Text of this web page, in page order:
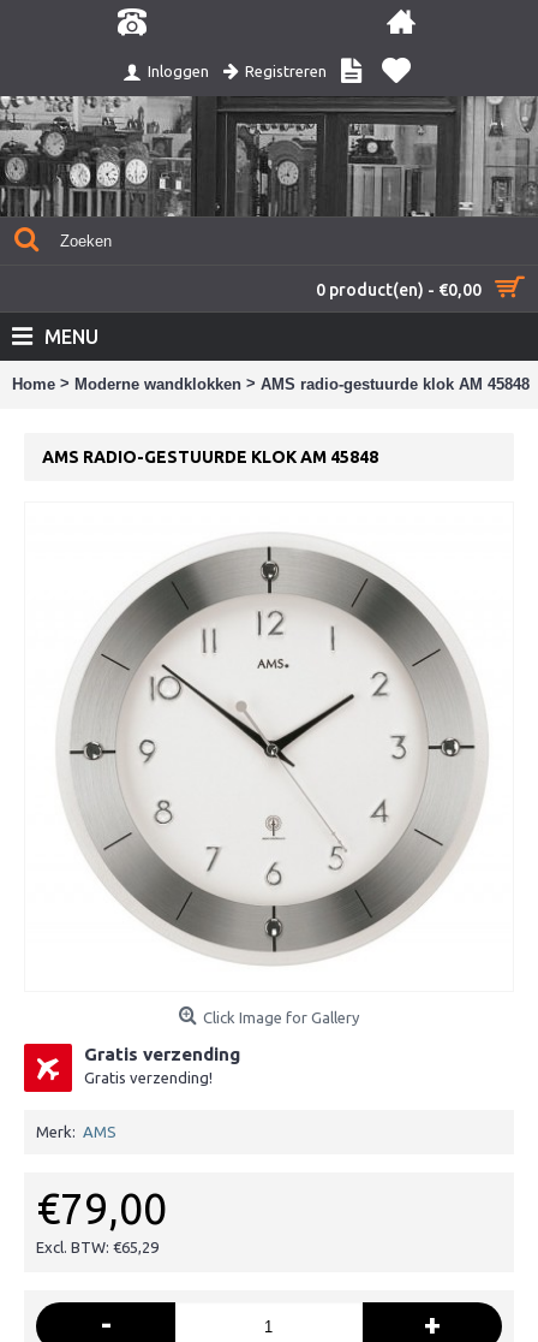
Inloggen Registreren
0 product(en) - €0,00
MENU
Home > Moderne wandklokken > AMS radio-gestuurde klok AM 45848
AMS RADIO-GESTUURDE KLOK AM 45848
Click Image for Gallery
Gratis verzending
Gratis verzending!
Merk: AMS
€79,00
Excl. BTW: €65,29
- +